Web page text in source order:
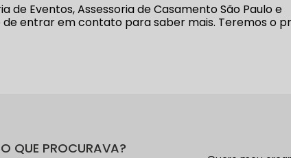
Eventos, Assessoria de Casamento São Paulo e
de entrar em contato para saber mais. Teremos o
QUE PROCURAVA?